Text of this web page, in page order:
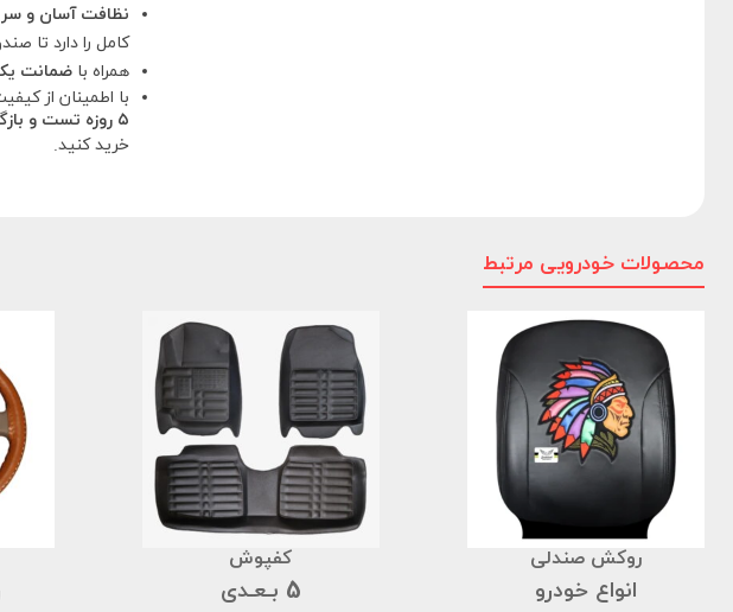
نظافت آسان و
کامل را دارد تا
همراه باضمانت
با اطمینان از
۵ روزه تست و بازگشت بی‌قید و شرط کالا
خرید کنید.
محصولات خودرویی مرتبط
روکش صندلی
انواع خودرو
کفپوش
5 بـعـدی